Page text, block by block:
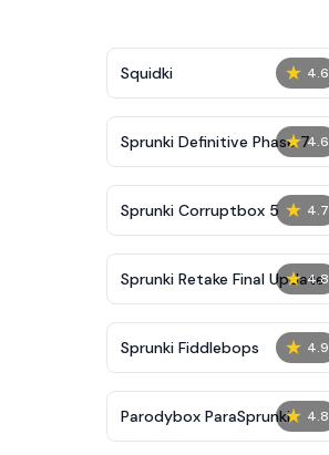
★ 4.6
Squidki
★ 4.6
Sprunki Definitive Phase 7
★ 4.7
Sprunki Corruptbox 5
★ 4.8
Sprunki Retake Final Update
★ 4.9
Sprunki Fiddlebops
★ 4.8
Parodybox ParaSprunki